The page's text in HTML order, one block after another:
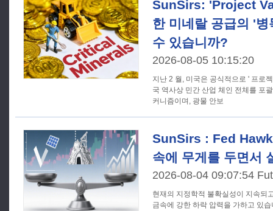
SunSirs: 'Project
한 미네랄 공급의 '
수 있습니까?
2026-08-05 10:15:20
지난 2 월, 미국은 공식적으로 ' 프로
국 역사상 민간 산업 체인 전체를 포
커니즘이며, 광물 안보
SunSirs : Fed
속에 무게를 두면서
2026-08-04 09:07:54
현재의 지정학적 불확실성이 지속되
금속에 강한 하락 압력을 가하고 있